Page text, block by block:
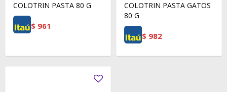
COLOTRIN PASTA 80 G
$ 961
COLOTRIN PASTA GATOS
80 G
$ 982